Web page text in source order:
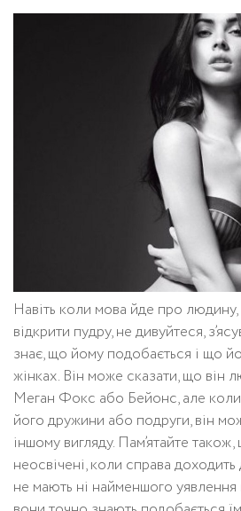
Навіть коли мова йде про людину,
відкрити пудру, не дивуйтеся,
знає, що йому подобається і що
жінках. Він може сказати, що він
Меган Фокс або Бейонс, але
його дружини або подруги, він
іншому вигляду. Пам’ятайте
неосвічені, коли справа
не мають ні найменшого